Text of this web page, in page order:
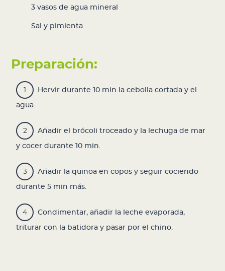
3 vasos de agua mineral
Sal y pimienta
Preparación:
Hervir durante 10 min la cebolla cortada y el
agua.
Añadir el brócoli troceado y la lechuga de mar
y cocer durante 10 min.
Añadir la quinoa en copos y seguir cociendo
durante 5 min más.
Condimentar, añadir la leche evaporada,
triturar con la batidora y pasar por el chino.